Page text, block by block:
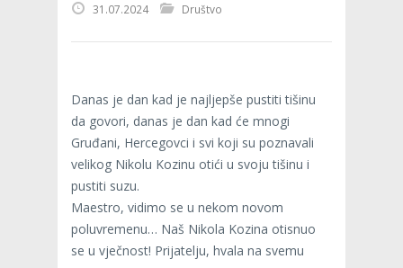
31.07.2024 Društvo
Danas je dan kad je najljepše pustiti tišinu
da govori, danas je dan kad će mnogi
Gruđani, Hercegovci i svi koji su poznavali
velikog Nikolu Kozinu otići u svoju tišinu i
pustiti suzu.
Maestro, vidimo se u nekom novom
poluvremenu… Naš Nikola Kozina otisnuo
se u vječnost! Prijatelju, hvala na svemu